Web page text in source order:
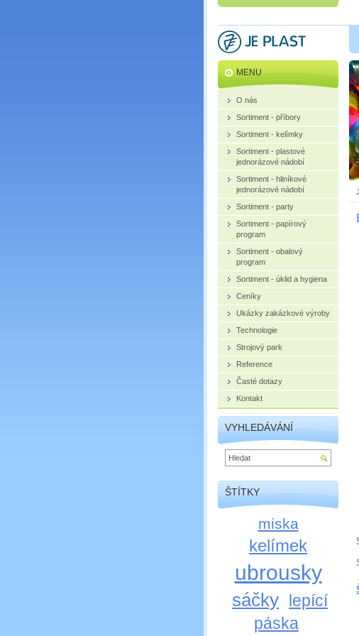
MENU
O nás
Sortiment - příbory
Sortiment - kelímky
Sortiment - plastové
jednorázové nádobí
Sortiment - hliníkové
jednorázové nádobí
Sortiment - party
Sortiment - papírový
program
Sortiment - obalový
program
Sortiment - úklid a hygiena
Ceníky
Ukázky zakázkové výroby
Technologie
Strojový park
Reference
Časté dotazy
Kontakt
VYHLEDÁVÁNÍ
ŠTÍTKY
miska
kelímek
ubrousky
sáčky lepící
páska